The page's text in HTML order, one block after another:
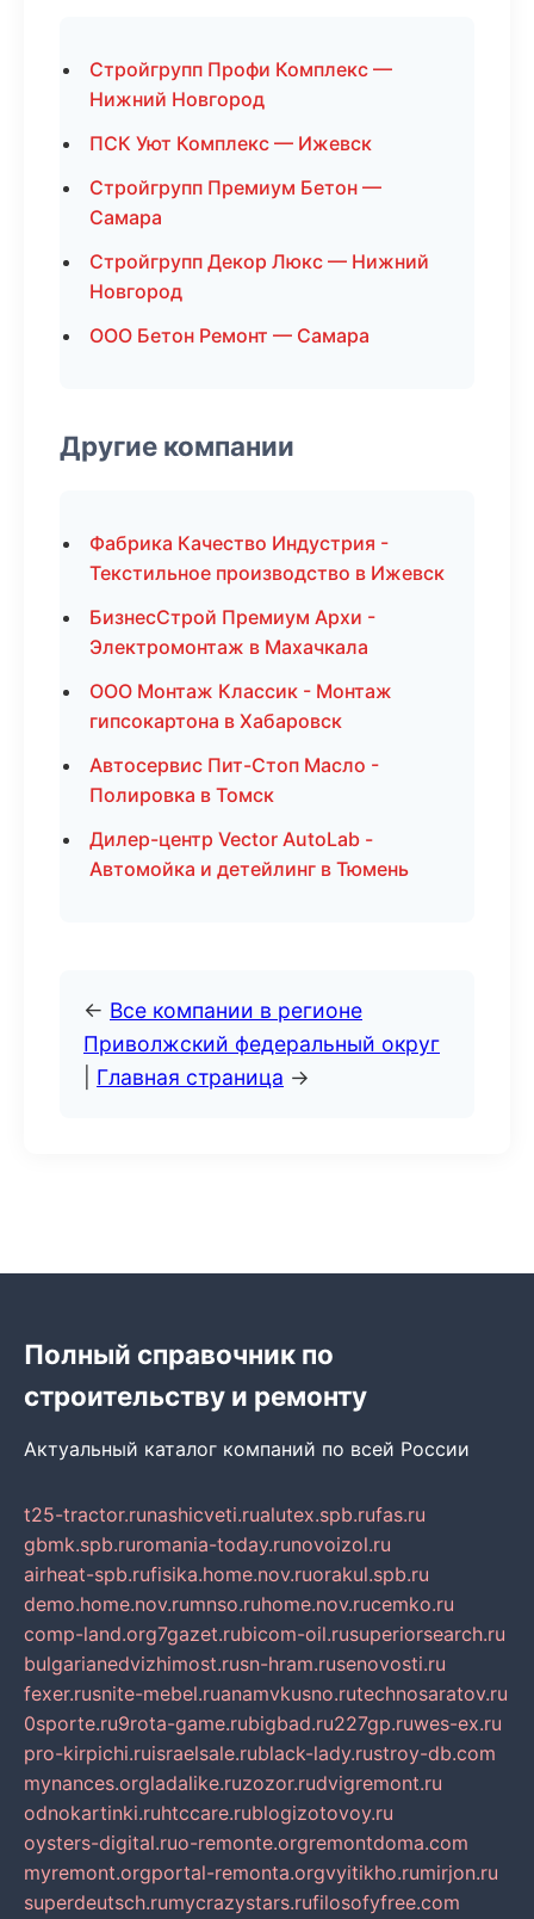
Стройгрупп Профи Комплекс —
Нижний Новгород
ПСК Уют Комплекс — Ижевск
Стройгрупп Премиум Бетон —
Самара
Стройгрупп Декор Люкс — Нижний
Новгород
ООО Бетон Ремонт — Самара
Другие компании
Фабрика Качество Индустрия -
Текстильное производство в Ижевск
БизнесСтрой Премиум Архи -
Электромонтаж в Махачкала
ООО Монтаж Классик - Монтаж
гипсокартона в Хабаровск
Автосервис Пит-Стоп Масло -
Полировка в Томск
Дилер-центр Vector AutoLab -
Автомойка и детейлинг в Тюмень
← Все компании в регионе
Приволжский федеральный округ
Главная страница →
Полный справочник по
строительству и ремонту
Актуальный каталог компаний по всей России
t25-tractor.runashicveti.rualutex.spb.rufas.ru
gbmk.spb.ruromania-today.runovoizol.ru
airheat-spb.rufisika.home.nov.ruorakul.spb.ru
demo.home.nov.rumnso.ruhome.nov.rucemko.ru
comp-land.org7gazet.rubicom-oil.rusuperiorsearch.ru
bulgarianedvizhimost.rusn-hram.rusenovosti.ru
fexer.rusnite-mebel.ruanamvkusno.rutechnosaratov.ru
0sporte.ru9rota-game.rubigbad.ru227gp.ruwes-ex.ru
pro-kirpichi.ruisraelsale.rublack-lady.rustroy-db.com
mynances.orgladalike.ruzozor.rudvigremont.ru
odnokartinki.ruhtccare.rublogizotovoy.ru
oysters-digital.ruo-remonte.orgremontdoma.com
myremont.orgportal-remonta.orgvyitikho.rumirjon.ru
superdeutsch.rumycrazystars.rufilosofyfree.com